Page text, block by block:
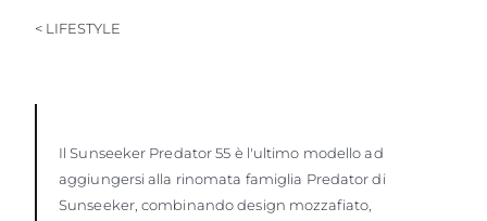
< LIFESTYLE
Il Sunseeker Predator 55 è l'ultimo modello ad
aggiungersi alla rinomata famiglia Predator di
Sunseeker, combinando design mozzafiato,